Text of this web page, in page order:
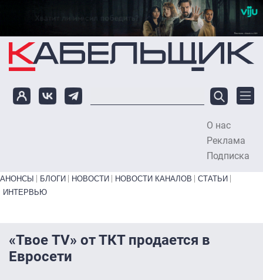
Перейти к основному содержанию
О нас
Реклама
Подписка
Primary links bottom
АНОНСЫ БЛОГИ НОВОСТИ НОВОСТИ КАНАЛОВ
СТАТЬИ
ИНТЕРВЬЮ
«Твое TV» от ТКТ продается в
Евросети